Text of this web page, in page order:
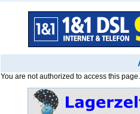
You are not authorized to access this page.